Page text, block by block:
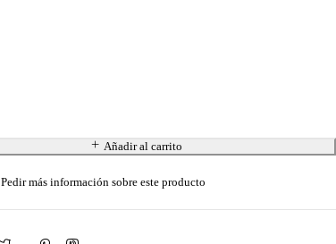
Añadir al carrito
Pedir más información sobre este producto